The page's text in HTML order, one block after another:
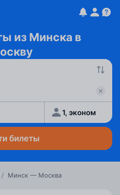
из Минска в
1, эконом
билеты
/ Минск — Москва